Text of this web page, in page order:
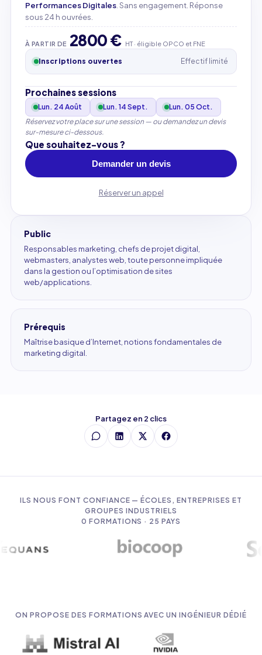
Performances Digitales . Sans engagement. Réponse
sous 24 h ouvrées.
À PARTIR DE 2800 € HT · éligible OPCO et FNE
Inscriptions ouvertes Effectif limité
Prochaines sessions
Lun. 24 Août Lun. 14 Sept.
Lun. 05 Oct.
Réservez votre place sur une session — ou demandez un devis
sur-mesure ci-dessous.
Que souhaitez-vous ?
Demander un devis
Réserver un appel
Public
Responsables marketing, chefs de projet digital,
webmasters, analystes web, toute personne impliquée
dans la gestion ou l’optimisation de sites
web/applications.
Prérequis
Maîtrise basique d’Internet, notions fondamentales de
marketing digital.
Partagez en 2 clics
ILS NOUS FONT CONFIANCE — ÉCOLES, ENTREPRISES ET
GROUPES INDUSTRIELS
0 FORMATIONS · 25 PAYS
ON PROPOSE DES FORMATIONS AVEC UN INGÉNIEUR DÉDIÉ